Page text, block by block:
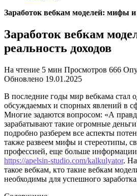
Заработок вебкам моделей: мифы и
Заработок вебкам
реальность доходов
На чтение 5 мин Просмотров 666
Обновлено 19.01.2025
В последние годы мир вебкама стал
обсуждаемых и спорных явлений в
Многие задаются вопросом: «А
зарабатывают такие огромные
подробно разберем все аспекты
также развеем мифы и стереотипы,
профессией, еще больше
https://apelsin-studio.com/kalkulyator.
такое вебкам, кто такие вебкам
необходимы для успешного